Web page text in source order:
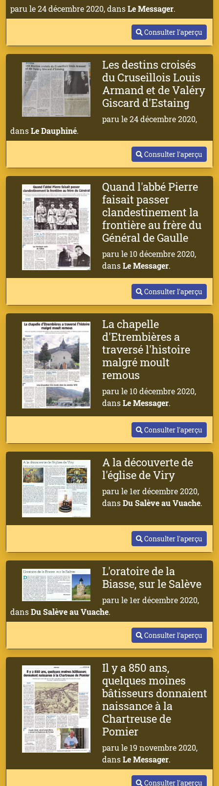
paru le 24 décembre 2020, dansLe Messager.
Consulter l'aperçu
Les destins croisés
du Cruseillois Louis
Armand et de Valéry
Giscard d'Estaing
paru le 24 décembre 2020,
dansLe Dauphiné.
Consulter l'aperçu
Quand l'abbé Pierre
faisait passer
clandestinement la
frontière au frère du
Général de Gaulle
paru le 10 décembre 2020,
dansLe Messager.
Consulter l'aperçu
La chapelle
d'Etrembières a
traversé l'histoire
malgré moult
remous
paru le 10 décembre 2020,
dansLe Messager.
Consulter l'aperçu
A la découverte de
l'église de Viry
paru le 1er décembre 2020,
dansDu Salève au Vuache.
Consulter l'aperçu
L'oratoire de la
Biasse, sur le Salève
paru le 1er décembre 2020,
dansDu Salève au Vuache.
Consulter l'aperçu
Il y a 850 ans,
quelques moines
bâtisseurs donnaient
naissance à la
Chartreuse de
Pomier
paru le 19 novembre 2020,
dansLe Messager.
Consulter l'aperçu